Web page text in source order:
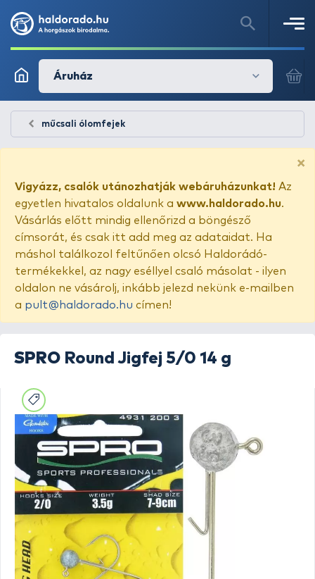
Áruház
műcsali ólomfejek
×
Vigyázz, csalók utánozhatják webáruházunkat! Az
egyetlen hivatalos oldalunk a www.haldorado.hu.
Vásárlás előtt mindig ellenőrizd a böngésző
címsorát, és csak itt add meg az adataidat. Ha
máshol találkozol feltűnően olcsó Haldorádó-
termékekkel, az nagy eséllyel csaló másolat - ilyen
oldalon ne vásárolj, inkább jelezd nekünk e-mailben
a pult@haldorado.hu címen!
SPRO Round Jigfej 5/0 14 g